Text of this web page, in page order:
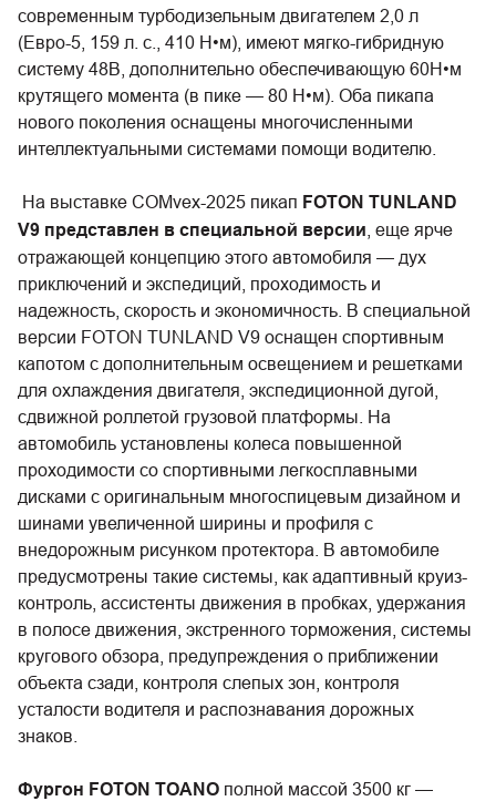
современным турбодизельным двигателем 2,0 л
(Евро-5, 159 л. с., 410 Н•м), имеют мягко-гибридную
систему 48В, дополнительно обеспечивающую 60Н•м
крутящего момента (в пике — 80 Н•м). Оба пикапа
нового поколения оснащены многочисленными
интеллектуальными системами помощи водителю.
На выставке COMvex-2025 пикап FOTON TUNLAND
V9 представлен в специальной версии , еще ярче
отражающей концепцию этого автомобиля — дух
приключений и экспедиций, проходимость и
надежность, скорость и экономичность. В специальной
версии FOTON TUNLAND V9 оснащен спортивным
капотом с дополнительным освещением и решетками
для охлаждения двигателя, экспедиционной дугой,
сдвижной роллетой грузовой платформы. На
автомобиль установлены колеса повышенной
проходимости со спортивными легкосплавными
дисками с оригинальным многоспицевым дизайном и
шинами увеличенной ширины и профиля с
внедорожным рисунком протектора. В автомобиле
предусмотрены такие системы, как адаптивный круиз-
контроль, ассистенты движения в пробках, удержания
в полосе движения, экстренного торможения, системы
кругового обзора, предупреждения о приближении
объекта сзади, контроля слепых зон, контроля
усталости водителя и распознавания дорожных
знаков.
Фургон FOTON TOANO полной массой 3500 кг —